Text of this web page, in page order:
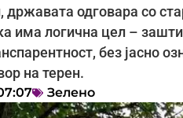
одговара со
има логична цел –
без јасно
на терен.
Зелено